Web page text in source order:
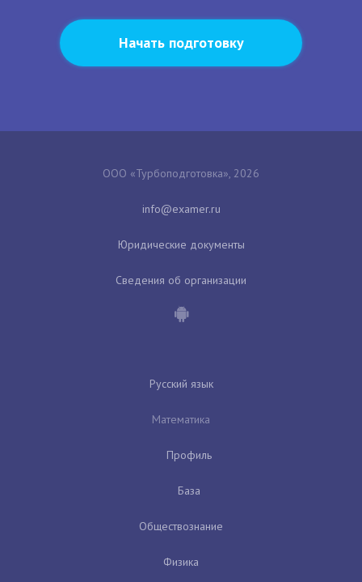
Начать подготовку
ООО «Турбоподготовка», 2026
Юридические документы
Сведения об организации
Русский язык
Математика
Профиль
База
Обществознание
Физика